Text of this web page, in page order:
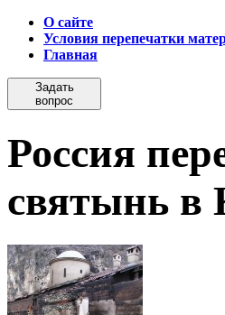
О сайте
Условия перепечатки
Главная
Задать
вопрос
Россия
святынь в